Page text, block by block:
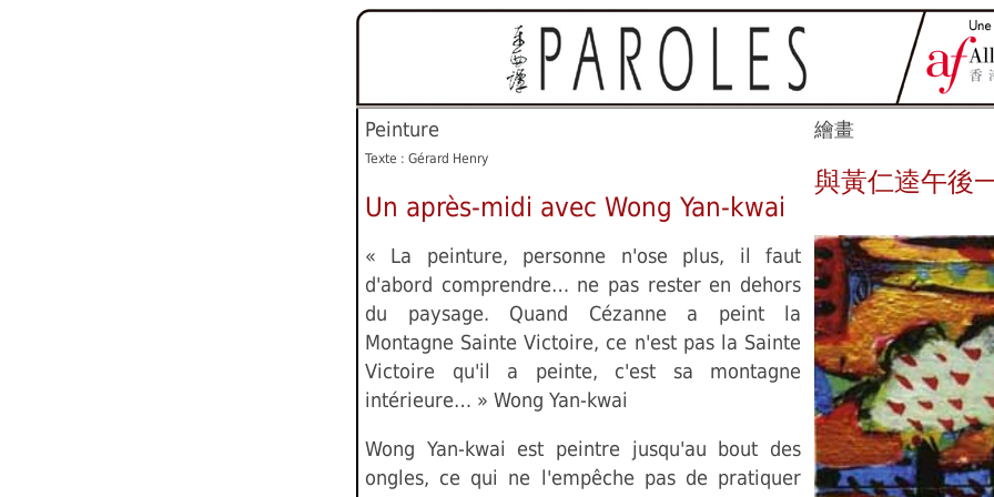
Peinture
Texte : Gérard Henry
Un après-midi avec Wong Yan-kwai
« La peinture, personne n'ose plus, il faut
d'abord comprendre… ne pas rester en dehors
du paysage. Quand Cézanne a peint la
Montagne Sainte Victoire, ce n'est pas la Sainte
Victoire qu'il a peinte, c'est sa montagne
intérieure… » Wong Yan-kwai
Wong Yan-kwai est peintre jusqu'au bout des
ongles, ce qui ne l'empêche pas de pratiquer
繪畫
與黃仁逵午後